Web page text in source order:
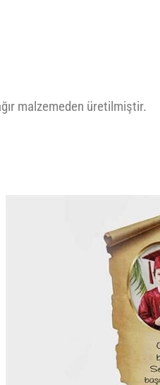
malzemeden üretilmiştir.